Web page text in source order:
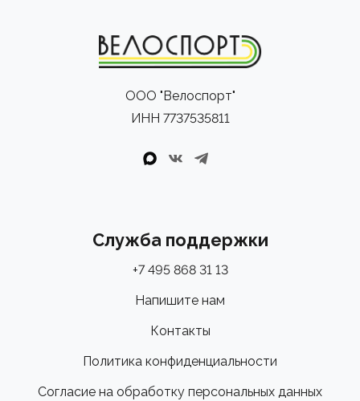
ООО "Велоспорт"
ИНН 7737535811
Служба поддержки
+7 495 868 31 13
Напишите нам
Контакты
Политика конфиденциальности
Согласие на обработку персональных данных